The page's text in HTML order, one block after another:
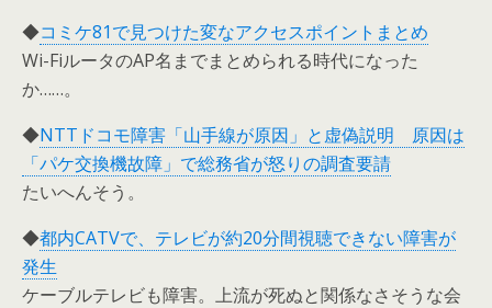
◆コミケ81で見つけた変なアクセスポイントまとめ
Wi-FiルータのAP名までまとめられる時代になった
か……。
◆NTTドコモ障害「山手線が原因」と虚偽説明 原因は
「パケ交換機故障」で総務省が怒りの調査要請
たいへんそう。
◆都内CATVで、テレビが約20分間視聴できない障害が
発生
ケーブルテレビも障害。上流が死ぬと関係なさそうな会